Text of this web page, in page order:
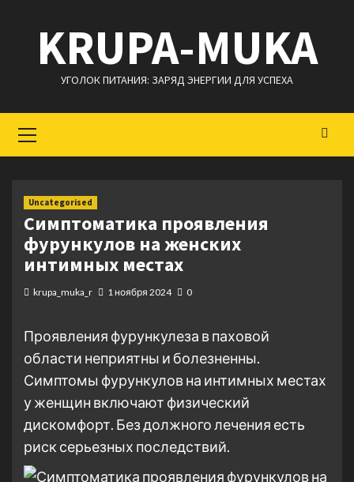
содержимому
KRUPA-MUKA
УГОЛОК ПИТАНИЯ: ЗАРЯД ЭНЕРГИИ ДЛЯ УСПЕХА
меню
Uncategorised
Симптоматика проявления
фурункулов на женских
интимных местах
krupa_muka_r 1 ноября 2024 0
Проявления фурункулеза в паховой
области неприятны и болезненны.
Симптомы фурункулов на интимных местах
у женщин включают физический
дискомфорт. Без должного лечения есть
риск серьезных последствий.